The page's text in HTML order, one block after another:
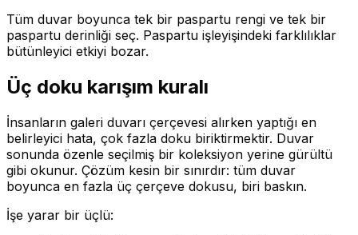
Tüm duvar boyunca tek bir paspartu rengi ve tek bir
paspartu derinliği seç. Paspartu işleyişindeki farklılıklar
bütünleyici etkiyi bozar.
Üç doku karışım kuralı
İnsanların galeri duvarı çerçevesi alırken yaptığı en
belirleyici hata, çok fazla doku biriktirmektir. Duvar
sonunda özenle seçilmiş bir koleksiyon yerine gürültü
gibi okunur. Çözüm kesin bir sınırdır: tüm duvar
boyunca en fazla üç çerçeve dokusu, biri baskın.
İşe yarar bir üçlü: